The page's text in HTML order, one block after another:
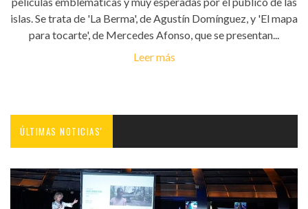
islas. Se trata de 'La Berma', de Agustín Domínguez, y 'El mapa
para tocarte', de Mercedes Afonso, que se presentan...
Leer más
ÚLTIMAS NOTICIAS'